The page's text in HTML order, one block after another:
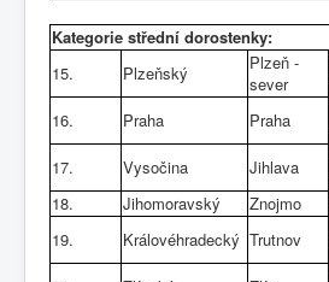
Kategorie střední dorostenky:
15.
Plzeňský
Plzeň -
sever
16.
Praha Praha
17.
Vysočina Jihlava
18.
Jihomoravský Znojmo
19.
Královéhradecký Trutnov